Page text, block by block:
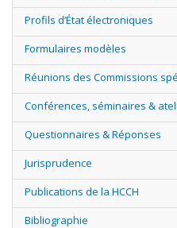
Profils d’État électroniques
Formulaires modèles
Réunions des Commissions
Conférences, séminaires &
Questionnaires & Réponses
Jurisprudence
Publications de la HCCH
Bibliographie